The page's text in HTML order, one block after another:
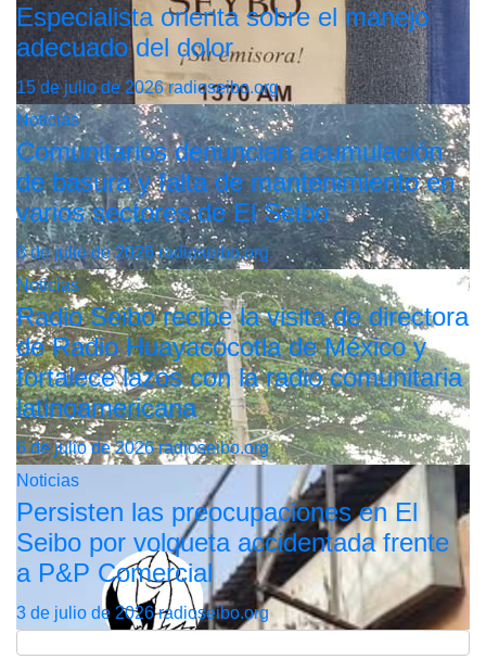
Especialista orienta sobre el manejo
adecuado del dolor
15 de julio de 2026radioseibo.org
Noticias
Comunitarios denuncian acumulación
de basura y falta de mantenimiento en
varios sectores de El Seibo
8 de julio de 2026radioseibo.org
Noticias
Radio Seibo recibe la visita de directora
de Radio Huayacocotla de México y
fortalece lazos con la radio comunitaria
latinoamericana
6 de julio de 2026radioseibo.org
Noticias
Persisten las preocupaciones en El
Seibo por volqueta accidentada frente
a P&P Comercial
3 de julio de 2026radioseibo.org